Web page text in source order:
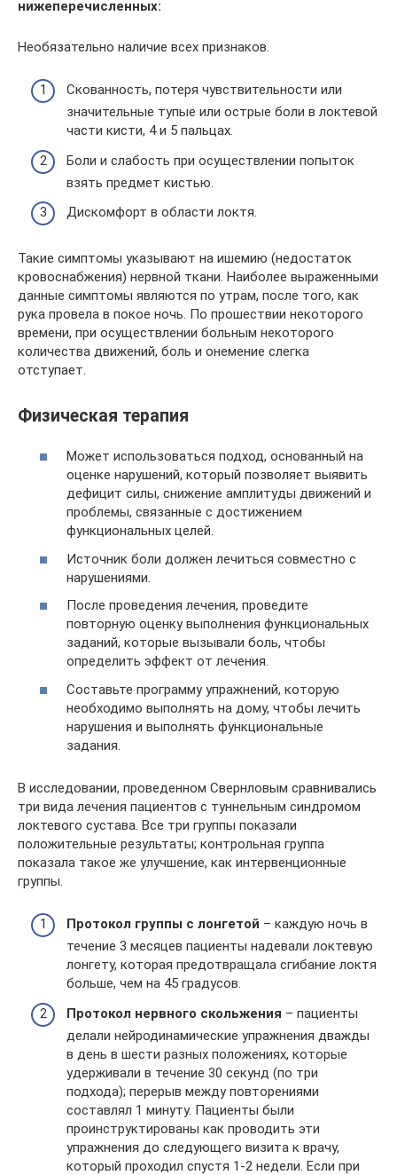
нижеперечисленных:
Необязательно наличие всех признаков.
Скованность, потеря чувствительности или
значительные тупые или острые боли в локтевой
части кисти, 4 и 5 пальцах.
Боли и слабость при осуществлении попыток
взять предмет кистью.
Дискомфорт в области локтя.
Такие симптомы указывают на ишемию (недостаток
кровоснабжения) нервной ткани. Наиболее выраженными
данные симптомы являются по утрам, после того, как
рука провела в покое ночь. По прошествии некоторого
времени, при осуществлении больным некоторого
количества движений, боль и онемение слегка
отступает.
Физическая терапия
Может использоваться подход, основанный на
оценке нарушений, который позволяет выявить
дефицит силы, снижение амплитуды движений и
проблемы, связанные с достижением
функциональных целей.
Источник боли должен лечиться совместно с
нарушениями.
После проведения лечения, проведите
повторную оценку выполнения функциональных
заданий, которые вызывали боль, чтобы
определить эффект от лечения.
Составьте программу упражнений, которую
необходимо выполнять на дому, чтобы лечить
нарушения и выполнять функциональные
задания.
В исследовании, проведенном Свернловым сравнивались
три вида лечения пациентов с туннельным синдромом
локтевого сустава. Все три группы показали
положительные результаты; контрольная группа
показала такое же улучшение, как интервенционные
группы.
Протокол группы с лонгетой – каждую ночь в
течение 3 месяцев пациенты надевали локтевую
лонгету, которая предотвращала сгибание локтя
больше, чем на 45 градусов.
Протокол нервного скольжения – пациенты
делали нейродинамические упражнения дважды
в день в шести разных положениях, которые
удерживали в течение 30 секунд (по три
подхода); перерыв между повторениями
составлял 1 минуту. Пациенты были
проинструктированы как проводить эти
упражнения до следующего визита к врачу,
который проходил спустя 1-2 недели. Если при